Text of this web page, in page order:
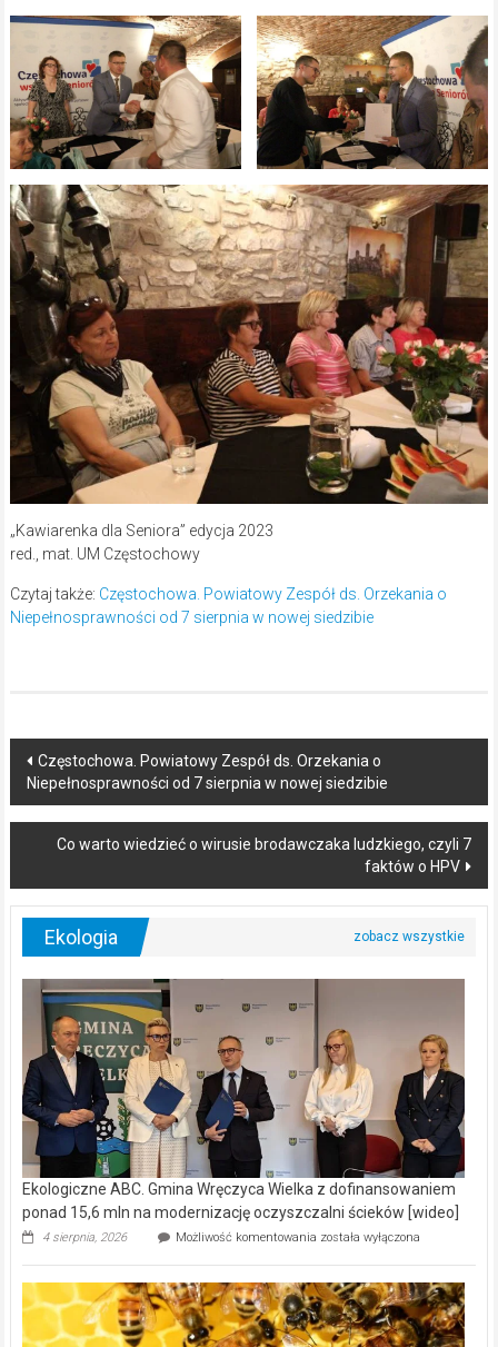
„Kawiarenka dla Seniora” edycja 2023
red., mat. UM Częstochowy
Czytaj także: Częstochowa. Powiatowy Zespół ds. Orzekania o
Niepełnosprawności od 7 sierpnia w nowej siedzibie
Post
navigation
Częstochowa. Powiatowy Zespół ds. Orzekania o
Niepełnosprawności od 7 sierpnia w nowej siedzibie
Co warto wiedzieć o wirusie brodawczaka ludzkiego, czyli 7
faktów o HPV
Ekologia
Ekologiczne ABC. Gmina Wręczyca Wielka z dofinansowaniem
ponad 15,6 mln na modernizację oczyszczalni ścieków [wideo]
4 sierpnia, 2026 Możliwość komentowania Ekologiczne
Wręczyca
Wielka
z
dofinansowaniem
została wyłączona